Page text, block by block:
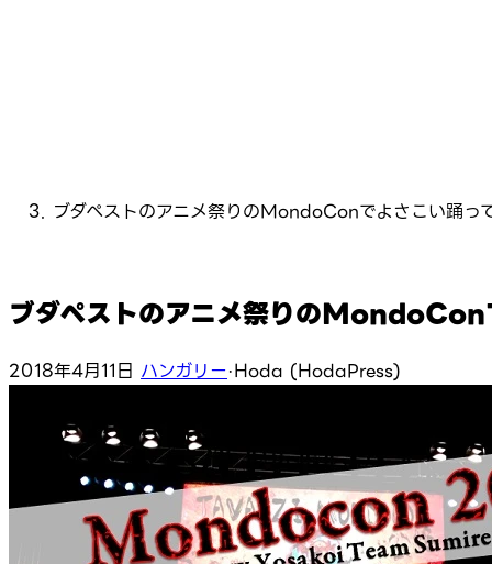
ブダペストのアニメ祭りのMondoConでよさこい踊っ
ブダペストのアニメ祭りのMondoCon
2018年4月11日 ハンガリー·Hoda (HodaPress)